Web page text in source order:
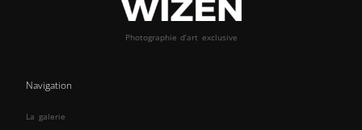
Photographie d’art exclusive
Navigation
La galerie